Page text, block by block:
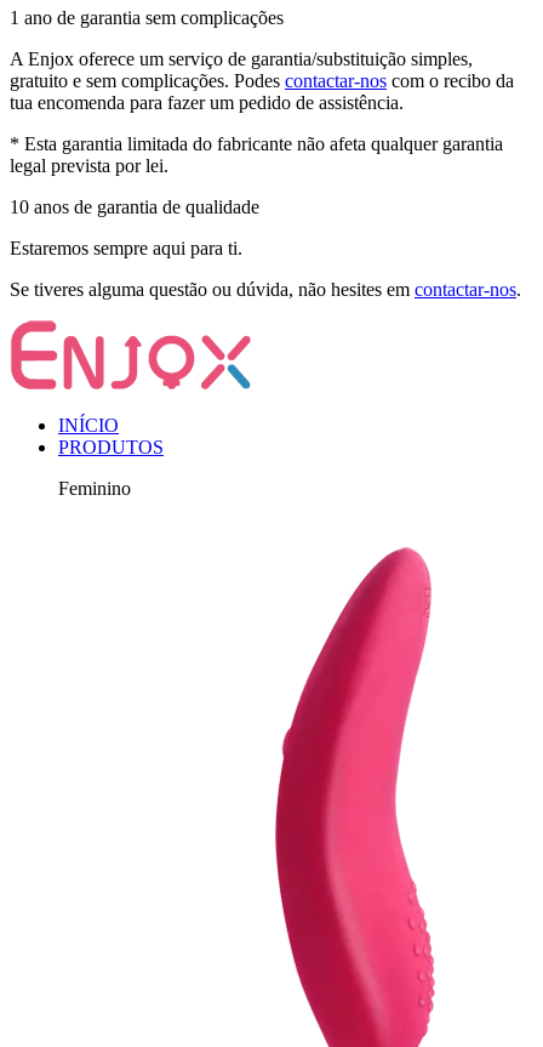
1 ano de garantia sem complicações
A Enjox oferece um serviço de garantia/substituição simples,
gratuito e sem complicações. Podes contactar-nos com o recibo da
tua encomenda para fazer um pedido de assistência.
* Esta garantia limitada do fabricante não afeta qualquer garantia
legal prevista por lei.
10 anos de garantia de qualidade
Estaremos sempre aqui para ti.
Se tiveres alguma questão ou dúvida, não hesites em contactar-nos.
INÍCIO
PRODUTOS
Feminino